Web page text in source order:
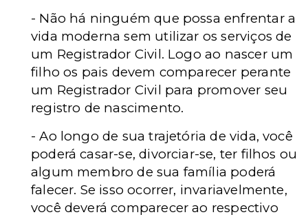
- Não há ninguém que possa enfrentar a
vida moderna sem utilizar os serviços de
um Registrador Civil. Logo ao nascer um
filho os pais devem comparecer perante
um Registrador Civil para promover seu
registro de nascimento.
- Ao longo de sua trajetória de vida, você
poderá casar-se, divorciar-se, ter filhos ou
algum membro de sua família poderá
falecer. Se isso ocorrer, invariavelmente,
você deverá comparecer ao respectivo